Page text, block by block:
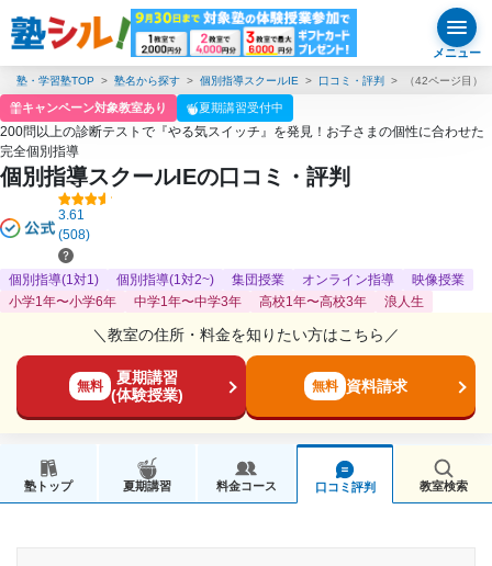
メニュー
塾・学習塾TOP 塾名から探す 個別指導スクールIE 口コミ・評判 （42ページ目）
キャンペーン対象教室あり 夏期講習受付中
200問以上の診断テストで『やる気スイッチ』を発見！お子さまの個性に合わせた
完全個別指導
個別指導スクールIEの口コミ・評判
3.61
(508)
個別指導(1対1) 個別指導(1対2~) 集団授業 オンライン指導
映像授業
小学1年〜小学6年
中学1年〜中学3年 高校1年〜高校3年 浪人生
＼教室の住所・料金を知りたい方はこちら／
無料
夏期講習
(体験授業)
無料 資料請求
塾トップ 夏期講習 料金コース 口コミ評判 教室検索